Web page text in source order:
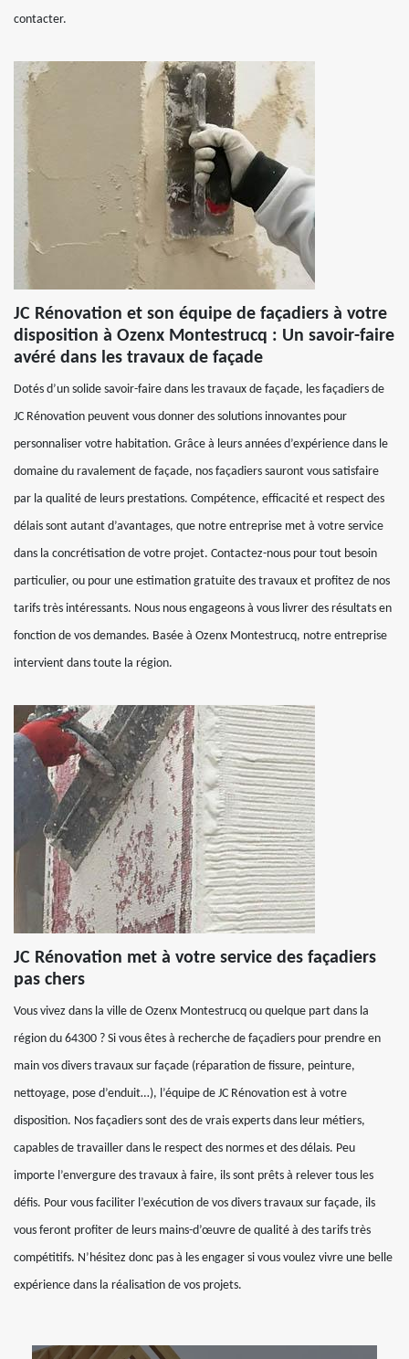
contacter.
JC Rénovation et son équipe de façadiers à votre
disposition à Ozenx Montestrucq : Un savoir-faire
avéré dans les travaux de façade
Dotés d’un solide savoir-faire dans les travaux de façade, les façadiers de
JC Rénovation peuvent vous donner des solutions innovantes pour
personnaliser votre habitation. Grâce à leurs années d’expérience dans le
domaine du ravalement de façade, nos façadiers sauront vous satisfaire
par la qualité de leurs prestations. Compétence, efficacité et respect des
délais sont autant d’avantages, que notre entreprise met à votre service
dans la concrétisation de votre projet. Contactez-nous pour tout besoin
particulier, ou pour une estimation gratuite des travaux et profitez de nos
tarifs très intéressants. Nous nous engageons à vous livrer des résultats en
fonction de vos demandes. Basée à Ozenx Montestrucq, notre entreprise
intervient dans toute la région.
JC Rénovation met à votre service des façadiers
pas chers
Vous vivez dans la ville de Ozenx Montestrucq ou quelque part dans la
région du 64300 ? Si vous êtes à recherche de façadiers pour prendre en
main vos divers travaux sur façade (réparation de fissure, peinture,
nettoyage, pose d’enduit…), l’équipe de JC Rénovation est à votre
disposition. Nos façadiers sont des de vrais experts dans leur métiers,
capables de travailler dans le respect des normes et des délais. Peu
importe l’envergure des travaux à faire, ils sont prêts à relever tous les
défis. Pour vous faciliter l’exécution de vos divers travaux sur façade, ils
vous feront profiter de leurs mains-d’œuvre de qualité à des tarifs très
compétitifs. N’hésitez donc pas à les engager si vous voulez vivre une belle
expérience dans la réalisation de vos projets.